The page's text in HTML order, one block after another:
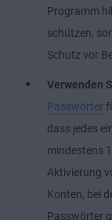
Programm
schützen,
Schutz vor
Verwenden
Passwörter
dass jedes
mindestens
Aktivierung
Konten, bei
Passwörter